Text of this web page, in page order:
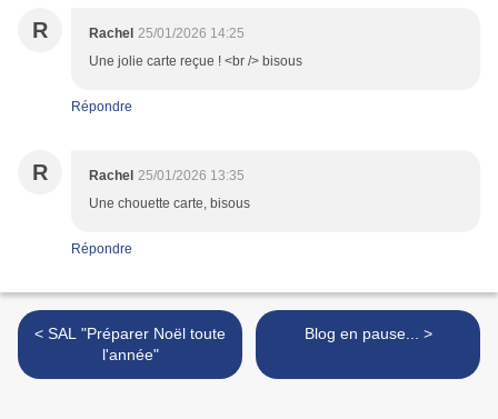
R Rachel 25/01/2026 14:25
Une jolie carte reçue ! <br /> bisous
Répondre
R Rachel 25/01/2026 13:35
Une chouette carte, bisous
Répondre
< SAL "Préparer Noël toute
l'année"
Blog en pause... >